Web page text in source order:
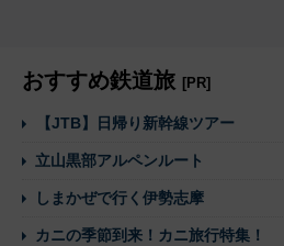
おすすめ鉄道旅 [PR]
【JTB】日帰り新幹線ツアー
立山黒部アルペンルート
しまかぜで行く伊勢志摩
カニの季節到来！カニ旅行特集！